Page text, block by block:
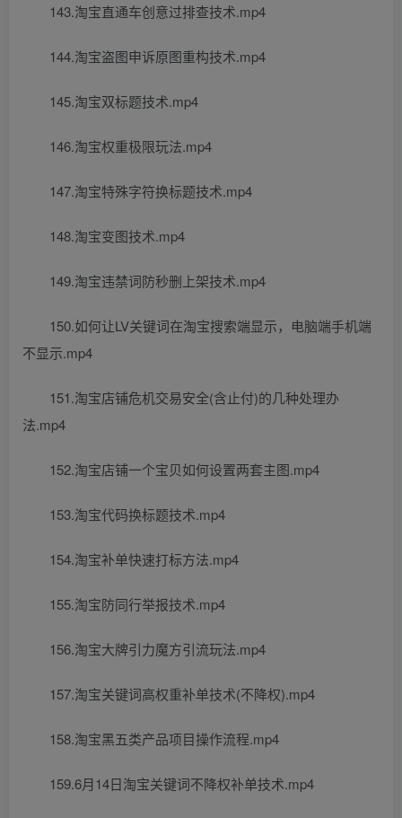
143.淘宝直通车创意过排查技术.mp4
144.淘宝盗图申诉原图重构技术.mp4
145.淘宝双标题技术.mp4
146.淘宝权重极限玩法.mp4
147.淘宝特殊字符换标题技术.mp4
148.淘宝变图技术.mp4
149.淘宝违禁词防秒删上架技术.mp4
150.如何让LV关键词在淘宝搜索端显示，电脑端手机端
不显示.mp4
151.淘宝店铺危机交易安全(含止付)的几种处理办
法.mp4
152.淘宝店铺一个宝贝如何设置两套主图.mp4
153.淘宝代码换标题技术.mp4
154.淘宝补单快速打标方法.mp4
155.淘宝防同行举报技术.mp4
156.淘宝大牌引力魔方引流玩法.mp4
157.淘宝关键词高权重补单技术(不降权).mp4
158.淘宝黑五类产品项目操作流程.mp4
159.6月14日淘宝关键词不降权补单技术.mp4